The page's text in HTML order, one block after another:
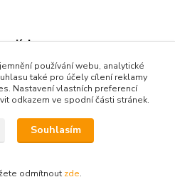
používání webu, analytické
také pro účely cílení reklamy
Nastavení vlastních preferencí
odkazem ve spodní části stránek.
Souhlasím
odmítnout zde.